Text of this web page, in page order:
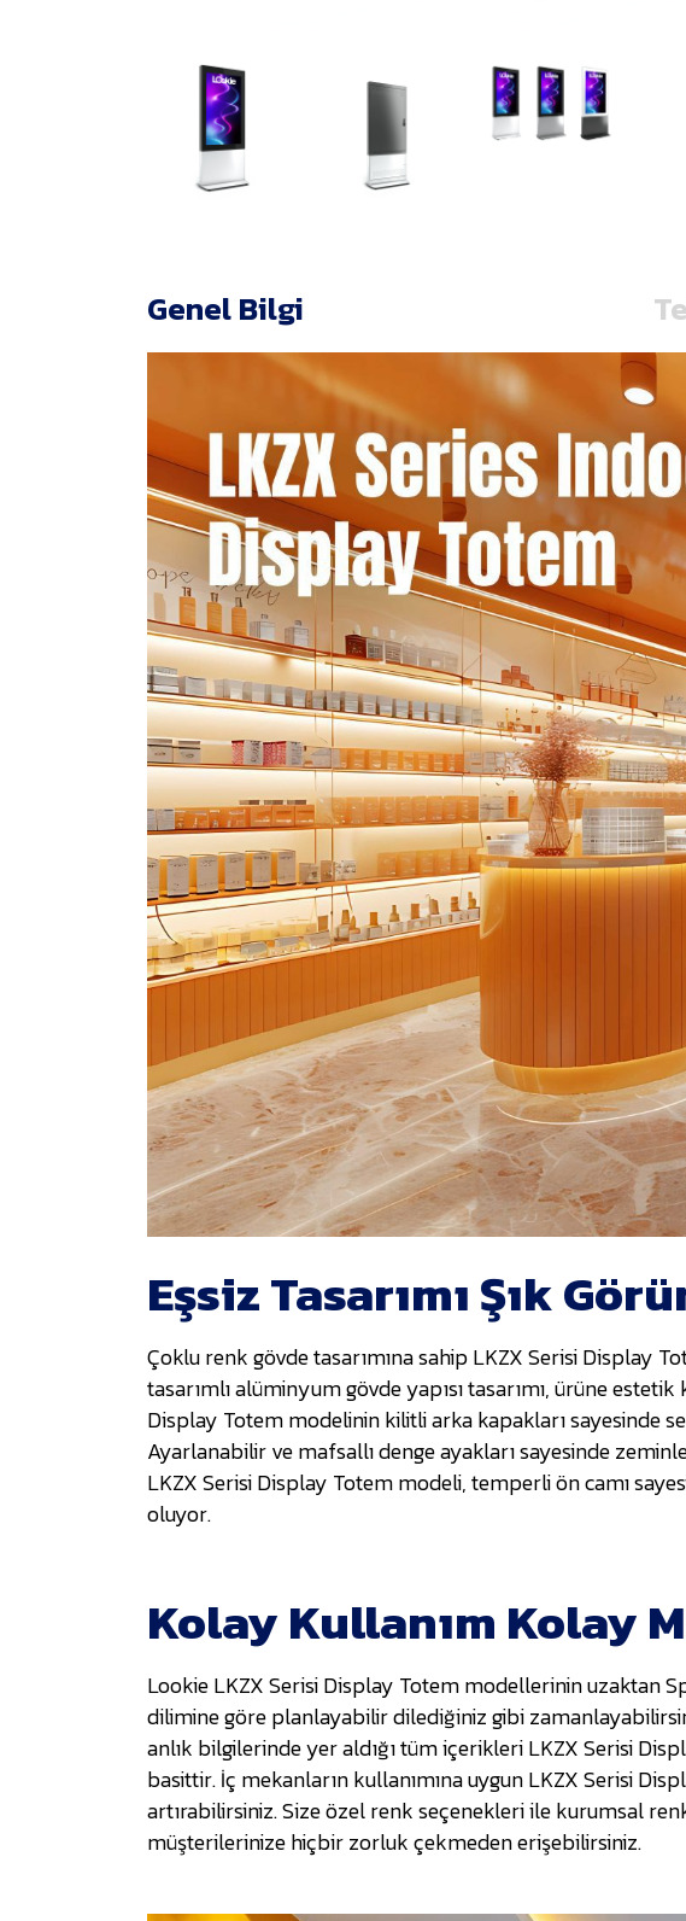
Genel Bilgi
Eşsiz Tasarımı Şık
Çoklu renk gövde tasarımına sahip LKZX Serisi Display
tasarımlı alüminyum gövde yapısı tasarımı, ürüne
Display Totem modelinin kilitli arka kapakları sayesinde
Ayarlanabilir ve mafsallı denge ayakları sayesinde
LKZX Serisi Display Totem modeli, temperli ön camı
oluyor.
Kolay Kullanım Kolay
Lookie LKZX Serisi Display Totem modellerinin uzaktan
dilimine göre planlayabilir dilediğiniz gibi
anlık bilgilerinde yer aldığı tüm içerikleri LKZX Serisi
basittir. İç mekanların kullanımına uygun LKZX Serisi
artırabilirsiniz. Size özel renk seçenekleri ile kurumsal
müşterilerinize hiçbir zorluk çekmeden erişebilirsiniz.